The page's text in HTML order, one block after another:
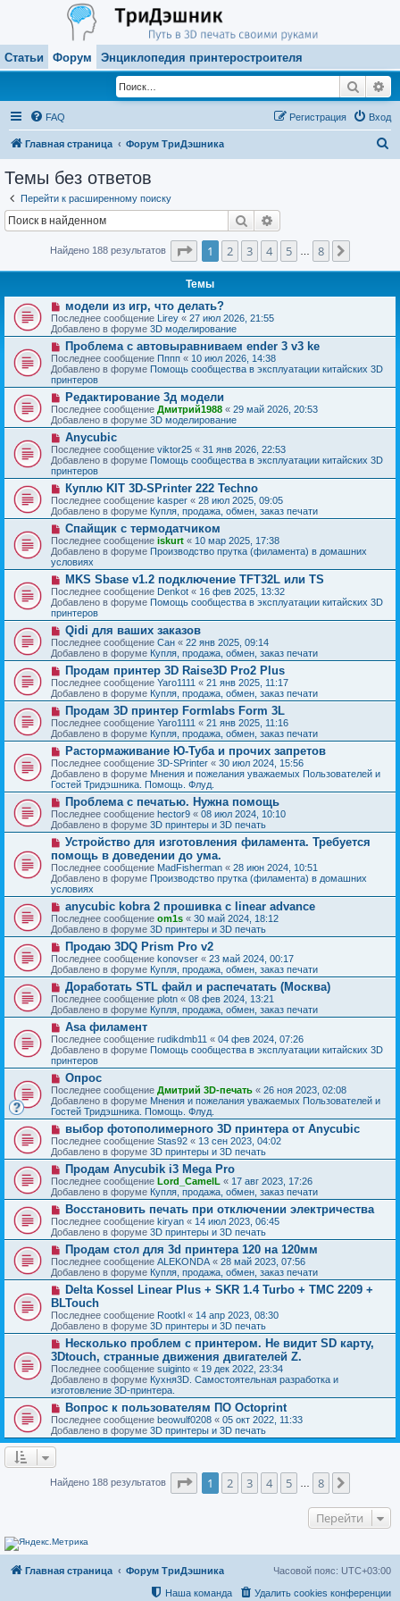
Статьи Форум Энциклопедия принтеростроителя
Поиск
FAQ Вход
Регистрация
Главная страница Форум ТриДэшника
Темы без ответов
Перейти к расширенному поиску
Поиск
Найдено 188 результатов Страница1 из
1 2 3 4 5 8
Темы
Н
о
в
о
с
о
о
б
щ
е
н
и
е
модели из игр, что делать?
Последнее сообщение Lirey « 27 июл 2026, 21:55
Добавлено в форуме 3D моделирование
Н
о
в
о
е
о
о
б
щ
е
н
и
е
Проблема с автовыравниваем ender 3 v3 ke
Последнее сообщение Пппп « 10 июл 2026, 14:38
Добавлено в форуме Помощь сообщества в эксплуатации китайских 3D
принтеров
Н
о
в
о
е
с
о
о
б
щ
е
н
и
е
Редактирование 3д модели
Последнее сообщение Дмитрий1988 « 29 май 2026, 20:53
Добавлено в форуме 3D моделирование
Н
о
в
о
е
о
о
б
щ
е
н
и
е
Anycubic
Последнее сообщение viktor25 « 31 янв 2026, 22:53
Добавлено в форуме Помощь сообщества в эксплуатации китайских 3D
принтеров
Н
о
в
о
е
с
о
о
б
щ
е
н
и
е
Куплю KIT 3D-SPrinter 222 Techno
Последнее сообщение kasper « 28 июл 2025, 09:05
Добавлено в форуме Купля, продажа, обмен, заказ печати
Н
о
в
о
е
о
о
б
щ
е
н
и
е
Спайщик с термодатчиком
Последнее сообщение iskurt « 10 мар 2025, 17:38
Добавлено в форуме Производство прутка (филамента) в домашних
условиях
Н
о
в
о
е
с
о
о
б
щ
е
н
и
е
MKS Sbase v1.2 подключение TFT32L или TS
Последнее сообщение Denkot « 16 фев 2025, 13:32
Добавлено в форуме Помощь сообщества в эксплуатации китайских 3D
принтеров
Н
о
в
о
с
о
о
б
щ
е
н
и
е
Qidi для ваших заказов
Последнее сообщение Сан « 22 янв 2025, 09:14
Добавлено в форуме Купля, продажа, обмен, заказ печати
Н
о
в
о
с
о
о
б
щ
е
н
и
е
Продам принтер 3D Raise3D Pro2 Plus
Последнее сообщение Yaro1111 « 21 янв 2025, 11:17
Добавлено в форуме Купля, продажа, обмен, заказ печати
Н
о
в
о
с
о
о
б
щ
е
н
и
е
Продам 3D принтер Formlabs Form 3L
Последнее сообщение Yaro1111 « 21 янв 2025, 11:16
Добавлено в форуме Купля, продажа, обмен, заказ печати
Н
о
в
о
е
о
о
б
щ
е
н
и
е
Растормаживание Ю-Туба и прочих запретов
Последнее сообщение 3D-SPrinter « 30 июл 2024, 15:56
Добавлено в форуме Мнения и пожелания уважаемых Пользователей и
Гостей Тридэшника. Помощь. Флуд.
Н
о
в
о
е
с
о
о
б
щ
е
н
и
е
Проблема с печатью. Нужна помощь
Последнее сообщение hector9 « 08 июл 2024, 10:10
Добавлено в форуме 3D принтеры и 3D печать
Н
в
о
е
с
о
о
б
щ
н
и
е
Устройство для изготовления филамента. Требуется
помощь в доведении до ума.
Последнее сообщение MadFisherman « 28 июн 2024, 10:51
Добавлено в форуме Производство прутка (филамента) в домашних
условиях
Н
о
в
о
с
о
о
б
щ
е
и
е
anycubic kobra 2 прошивка с linear advance
Последнее сообщение om1s « 30 май 2024, 18:12
Добавлено в форуме 3D принтеры и 3D печать
Н
о
в
о
е
с
о
о
б
щ
е
н
и
е
Продаю 3DQ Prism Pro v2
Последнее сообщение konovser « 23 май 2024, 00:17
Добавлено в форуме Купля, продажа, обмен, заказ печати
Н
о
в
о
е
с
о
о
б
щ
е
н
и
Доработать STL файл и распечатать (Москва)
Последнее сообщение plotn « 08 фев 2024, 13:21
Добавлено в форуме Купля, продажа, обмен, заказ печати
Н
о
в
о
е
с
о
о
б
щ
е
н
и
е
Asa филамент
Последнее сообщение rudikdmb11 « 04 фев 2024, 07:26
Добавлено в форуме Помощь сообщества в эксплуатации китайских 3D
принтеров
Н
о
в
о
е
с
о
о
б
щ
е
н
и
е
Опрос
Последнее сообщение Дмитрий 3D-печать « 26 ноя 2023, 02:08
Добавлено в форуме Мнения и пожелания уважаемых Пользователей и
Гостей Тридэшника. Помощь. Флуд.
Н
о
в
о
с
о
о
б
щ
е
н
и
е
выбор фотополимерного 3D принтера от Anycubic
Последнее сообщение Stas92 « 13 сен 2023, 04:02
Добавлено в форуме 3D принтеры и 3D печать
Н
о
в
о
с
о
о
б
щ
е
н
и
е
Продам Anycubik i3 Mega Pro
Последнее сообщение Lord_CamelL « 17 авг 2023, 17:26
Добавлено в форуме Купля, продажа, обмен, заказ печати
Н
о
в
о
с
о
о
б
щ
е
н
и
е
Восстановить печать при отключении электричества
Последнее сообщение kiryan « 14 июл 2023, 06:45
Добавлено в форуме 3D принтеры и 3D печать
Н
о
в
о
с
о
о
б
щ
е
н
и
е
Продам стол для 3d принтера 120 на 120мм
Последнее сообщение ALEKONDA « 28 май 2023, 07:56
Добавлено в форуме Купля, продажа, обмен, заказ печати
Н
о
в
о
е
с
о
о
б
щ
е
н
и
е
Delta Kossel Linear Plus + SKR 1.4 Turbo + TMC 2209 +
BLTouch
Последнее сообщение Rootkl « 14 апр 2023, 08:30
Добавлено в форуме 3D принтеры и 3D печать
Н
о
в
о
е
с
о
о
б
щ
е
Несколько проблем с принтером. Не видит SD карту,
3Dtouch, странные движения двигателей Z.
Последнее сообщение suiginto « 19 дек 2022, 23:34
Добавлено в форуме Кухня3D. Самостоятельная разработка и
изготовление 3D-принтера.
Н
о
в
о
о
е
Вопрос к пользователям ПО Octoprint
Последнее сообщение beowulf0208 « 05 окт 2022, 11:33
Добавлено в форуме 3D принтеры и 3D печать
Найдено 188 результатов Страница1 из
1 2 3 4 5 8
Перейти
Главная страница Форум ТриДэшника Часовой пояс: UTC+03:00
Удалить cookies конференции
Наша команда